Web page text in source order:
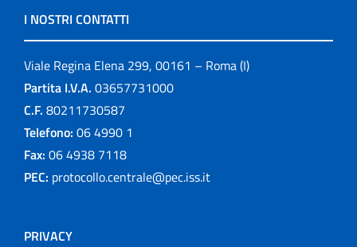
I NOSTRI CONTATTI
Viale Regina Elena 299, 00161 – Roma (I)
Partita I.V.A. 03657731000
C.F. 80211730587
Telefono: 06 4990 1
Fax: 06 4938 7118
PEC: protocollo.centrale@pec.iss.it
PRIVACY